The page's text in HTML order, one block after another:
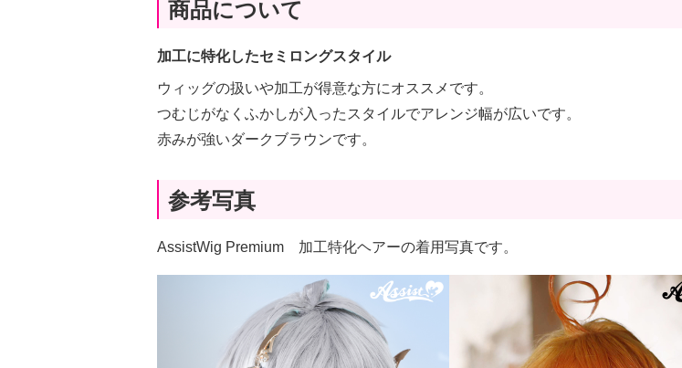
商品について
加工に特化したセミロングスタイル
ウィッグの扱いや加工が得意な方にオススメです。
つむじがなくふかしが入ったスタイルでアレンジ幅が広いです。
赤みが強いダークブラウンです。
参考写真
AssistWig Premium 加工特化ヘアーの着用写真です。